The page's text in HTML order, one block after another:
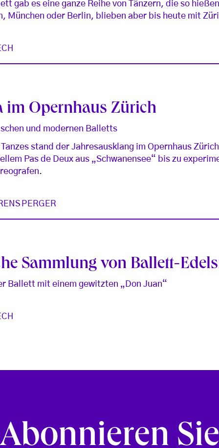
gab es eine ganze Reihe von Tänzern, die so
München oder Berlin, blieben aber bis heute mit
im Opernhaus Zürich
und modernen Balletts
stand der Jahresausklang im Opernhaus
Pas de Deux aus „Schwanensee“ bis zu
Sammlung von Ballett-
Ballett mit einem gewitzten „Don Juan“
Abonnieren Sie